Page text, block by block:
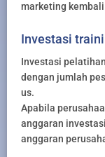
marketing kembali
Investasi
Investasi
dengan jumlah
us.
Apabila
anggaran
anggaran